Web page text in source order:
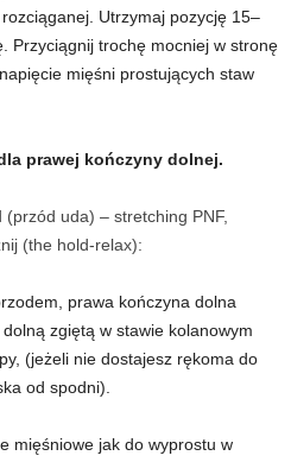
Utrzymaj pozycję 15–
Przyciągnij trochę mocniej w stronę
mięśni prostujących staw
prawej kończyny dolnej.
(przód uda) – stretching PNF,
(the hold-relax):
prawa kończyna dolna
zgiętą w stawie kolanowym
(jeżeli nie dostajesz rękoma do
od spodni).
mięśniowe jak do wyprostu w